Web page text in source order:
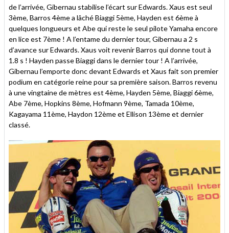
de l’arrivée, Gibernau stabilise l’écart sur Edwards. Xaus est seul
3ème, Barros 4ème a lâché Biaggi 5ème, Hayden est 6ème à
quelques longueurs et Abe qui reste le seul pilote Yamaha encore
en lice est 7ème ! A l’entame du dernier tour, Gibernau a 2 s
d’avance sur Edwards. Xaus voit revenir Barros qui donne tout à
1.8 s ! Hayden passe Biaggi dans le dernier tour ! A l’arrivée,
Gibernau l’emporte donc devant Edwards et Xaus fait son premier
podium en catégorie reine pour sa première saison. Barros revenu
à une vingtaine de mètres est 4ème, Hayden 5ème, Biaggi 6ème,
Abe 7ème, Hopkins 8ème, Hofmann 9ème, Tamada 10ème,
Kagayama 11ème, Haydon 12ème et Ellison 13ème et dernier
classé.